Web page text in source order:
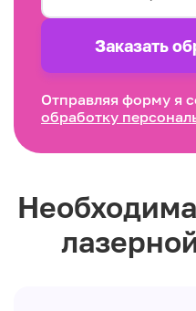
Заказать
Отправляя форму я
обработку